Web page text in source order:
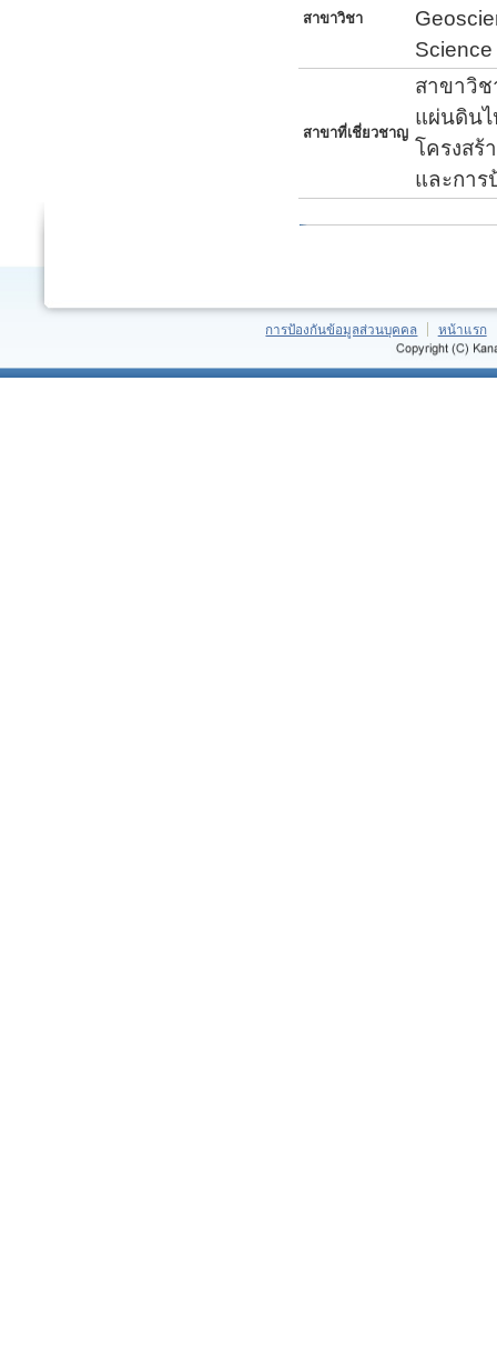
สาขาวิชา
สาขาที่เชี่ยวชาญ
สาขาวิช
แผ่นดิน
โครงสร้
และการ
การป้องกันข้อมูลส่วนบุคคล หน้าแรก